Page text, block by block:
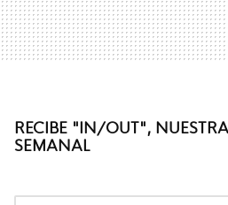
RECIBE "IN/OUT",
SEMANAL